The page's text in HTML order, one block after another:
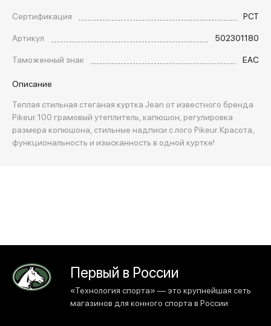
+7 (495) 139-66-00
Сертификация
РСТ
Артикул
502301180
Таможенный знак
EAC
Описание
Теплая стильная стеганая куртка Jean от известного бренда
Pikeur. 100 грамовый утеплитель, капюшон, регулировка
размера копюшона, стильные надписи с лого Pikeur. Красота,
функциональность и изысканность в одной куртке!
Первый в России
«Технология спорта» — это крупнейшая сеть
магазинов для конного спорта в России